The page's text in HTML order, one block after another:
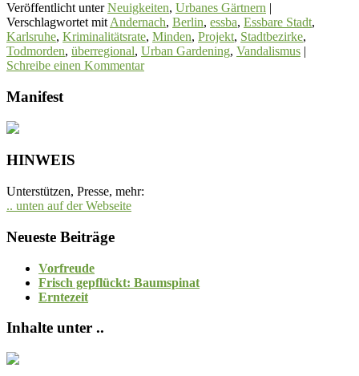
Veröffentlicht unter Neuigkeiten, Urbanes Gärtnern |
Verschlagwortet mit Andernach, Berlin, essba, Essbare Stadt,
Karlsruhe, Kriminalitätsrate, Minden, Projekt, Stadtbezirke,
Todmorden, überregional, Urban Gardening, Vandalismus |
Schreibe einen Kommentar
Manifest
HINWEIS
Unterstützen, Presse, mehr:
.. unten auf der Webseite
Neueste Beiträge
Vorfreude
Frisch gepflückt: Baumspinat
Erntezeit
Inhalte unter ..